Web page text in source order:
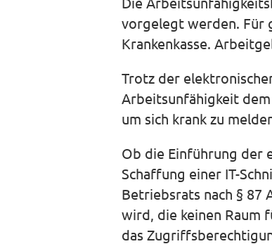
vorgelegt werden. Für
Krankenkasse.
Trotz der
Arbeitsunfähigkeit
um sich krank zu
Ob die Einführung der
Schaffung einer IT-
Betriebsrats nach § 87
wird, die keinen Raum
das